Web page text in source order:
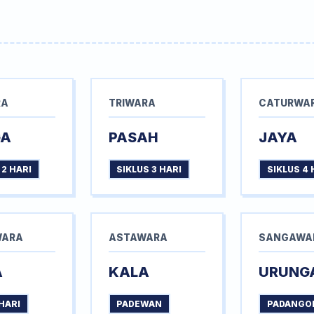
HARI
TRIWARA
PASAH
SIKLUS 3 HARI
JAYA
SIKLUS 4
ASTAWARA
KALA
PADEWAN